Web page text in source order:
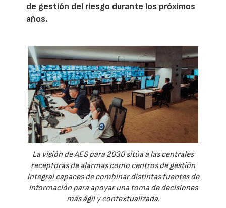
de gestión del riesgo durante los próximos
años.
La visión de AES para 2030 sitúa a las centrales
receptoras de alarmas como centros de gestión
integral capaces de combinar distintas fuentes de
información para apoyar una toma de decisiones
más ágil y contextualizada.